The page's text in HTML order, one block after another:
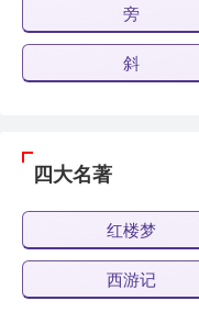
旁
斜
四大名著
红楼梦
西游记